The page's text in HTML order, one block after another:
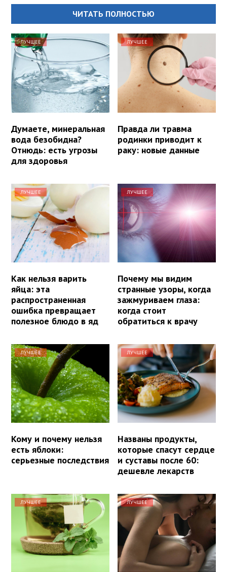
ЧИТАТЬ ПОЛНОСТЬЮ
ЛУЧШЕЕ
Думаете, минеральная
вода безобидна?
Отнюдь: есть угрозы
для здоровья
ЛУЧШЕЕ
Правда ли травма
родинки приводит к
раку: новые данные
ЛУЧШЕЕ
Как нельзя варить
яйца: эта
распространенная
ошибка превращает
полезное блюдо в яд
ЛУЧШЕЕ
Почему мы видим
странные узоры, когда
зажмуриваем глаза:
когда стоит
обратиться к врачу
ЛУЧШЕЕ
Кому и почему нельзя
есть яблоки:
серьезные последствия
ЛУЧШЕЕ
Названы продукты,
которые спасут сердце
и суставы после 60:
дешевле лекарств
ЛУЧШЕЕ ЛУЧШЕЕ